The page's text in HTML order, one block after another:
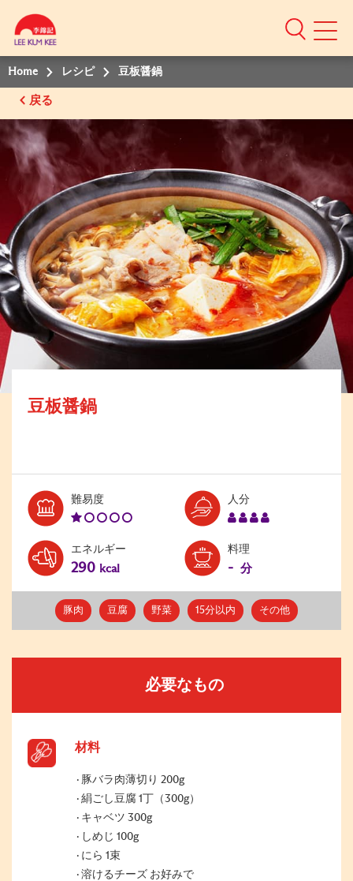
Home レシピ 豆板醤鍋
戻る
豆板醤鍋
難易度Level:
人分Serves:
エネルギー
290 kcal
料理
- 分
豚肉 豆腐 野菜 15分以内 その他
必要なもの
材料
豚バラ肉薄切り 200g
絹ごし豆腐 1丁（300g）
キャベツ 300g
しめじ 100g
にら 1束
溶けるチーズ お好みで